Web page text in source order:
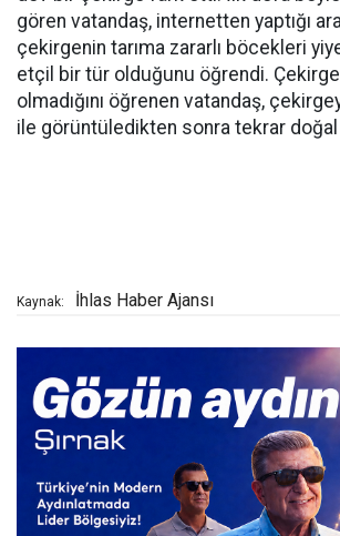
gören vatandaş, internetten yaptığı
çekirgenin tarıma zararlı böcekleri
etçil bir tür olduğunu öğrendi.
olmadığını öğrenen vatandaş,
ile görüntüledikten sonra tekrar doğal
Kaynak: İhlas Haber Ajansı